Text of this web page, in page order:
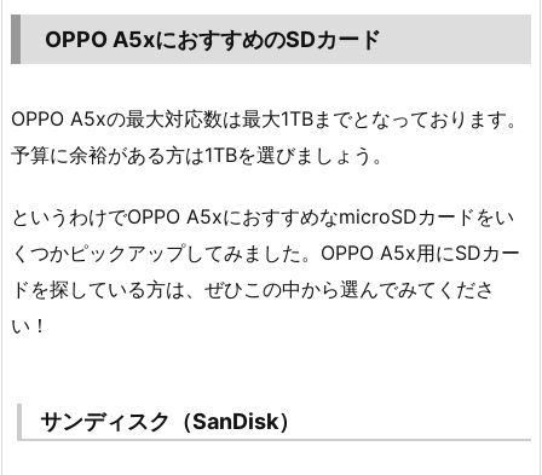
OPPO A5xにおすすめのSDカード
OPPO A5xの最大対応数は最大1TBまでとなっております。
予算に余裕がある方は1TBを選びましょう。
というわけでOPPO A5xにおすすめなmicroSDカードをい
くつかピックアップしてみました。OPPO A5x用にSDカー
ドを探している方は、ぜひこの中から選んでみてくださ
い！
サンディスク（SanDisk）